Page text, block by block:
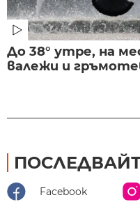
До 38° утре, на
валежи и
Facebook